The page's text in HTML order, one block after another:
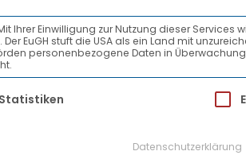
„All about
und dem
Ihrer Einwilligung zur Nutzung dieser Services
EuGH stuft die USA als ein Land mit
personenbezogene Daten in
die eine Einwilligung
Statistiken
Datenschutzerklärung